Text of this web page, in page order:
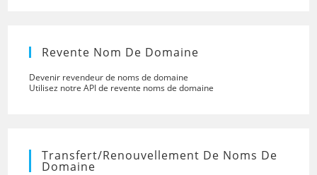
Revente Nom De Domaine
Devenir revendeur de noms de domaine
Utilisez notre API de revente noms de domaine
Transfert/renouvellement De Noms De
Domaine